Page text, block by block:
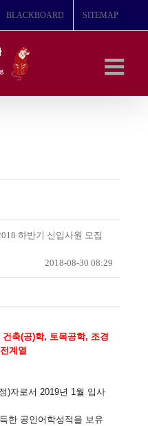
BLACKBOARD SITEMAP
하반기 신입사원 모집
2018-08-30 08:29
건축(공)학, 토목공학, 조경
계열
)자로서 2019년 1월 입사
한 공인어학성적을 보유